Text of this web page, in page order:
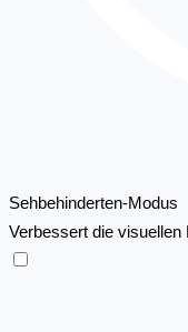
Sehbehinderten-Modus
Verbessert die